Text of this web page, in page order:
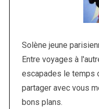
Solène jeune
Entre voyages à
escapades le temps
partager avec vous
bons plans.
c
h
f